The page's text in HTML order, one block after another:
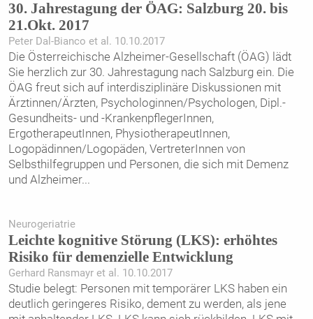
30. Jahrestagung der ÖAG: Salzburg 20. bis
21.Okt. 2017
Peter Dal-Bianco et al. 10.10.2017
Die Österreichische Alzheimer-Gesellschaft (ÖAG) lädt
Sie herzlich zur 30. Jahrestagung nach Salzburg ein. Die
ÖAG freut sich auf interdisziplinäre Diskussionen mit
Ärztinnen/Ärzten, Psychologinnen/Psychologen, Dipl.-
Gesundheits- und -KrankenpflegerInnen,
ErgotherapeutInnen, PhysiotherapeutInnen,
Logopädinnen/Logopäden, VertreterInnen von
Selbsthilfegruppen und Personen, die sich mit Demenz
und Alzheimer...
Neurogeriatrie
Leichte kognitive Störung (LKS): erhöhtes
Risiko für demenzielle Entwicklung
Gerhard Ransmayr et al. 10.10.2017
Studie belegt: Personen mit temporärer LKS haben ein
deutlich geringeres Risiko, dement zu werden, als jene